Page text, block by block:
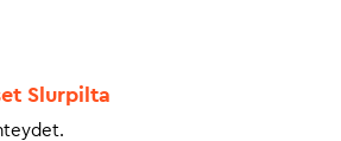
Slurpilta